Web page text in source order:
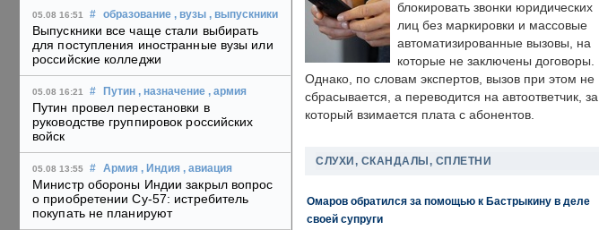
05.08 16:51 # образование , вузы , выпускники
Выпускники все чаще стали выбирать
для поступления иностранные вузы или
российские колледжи
05.08 16:21 # Путин , назначение , армия
Путин провел перестановки в
руководстве группировок российских
войск
05.08 13:55 # Армия , Индия , авиация
Министр обороны Индии закрыл вопрос
о приобретении Су-57: истребитель
покупать не планируют
блокировать звонки юридических
лиц без маркировки и массовые
автоматизированные вызовы, на
которые не заключены договоры.
Однако, по словам экспертов, вызов при этом не
сбрасывается, а переводится на автоответчик, за
который взимается плата с абонентов.
СЛУХИ, СКАНДАЛЫ, СПЛЕТНИ
Омаров обратился за помощью к Бастрыкину в деле
своей супруги